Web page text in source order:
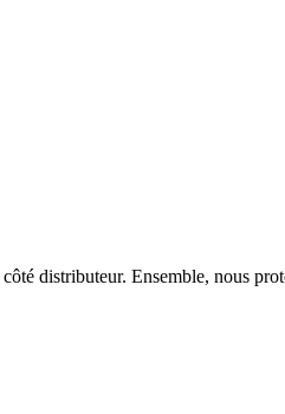
distributeur. Ensemble, nous